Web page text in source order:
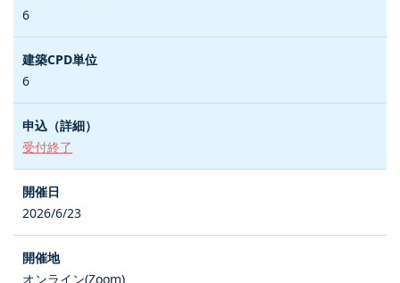
6
6
受付終了
2026/6/23
オンライン(Zoom)